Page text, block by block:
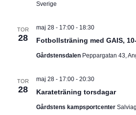
Sverige
TOR
28 Fotbollsträning med GAIS,
maj 28 - 17:00- 18:30
Gårdstensdalen Peppargatan 43,
TOR
28 Karateträning torsdagar
maj 28 - 17:00- 20:30
Gårdstens kampsportcenter